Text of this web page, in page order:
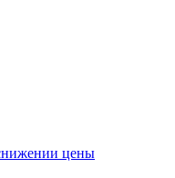
цены